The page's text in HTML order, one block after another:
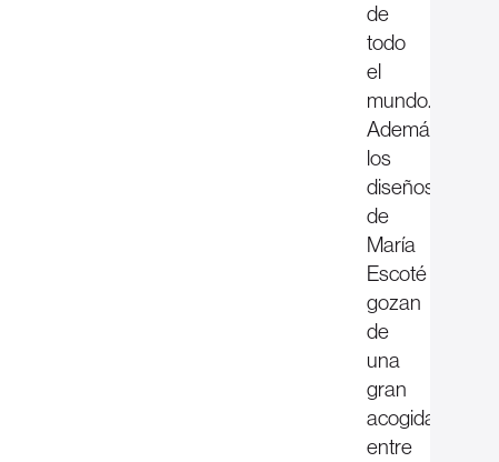
de
todo
el
mundo.
Además,
los
diseños
de
María
Escoté
gozan
de
una
gran
acogida
entre